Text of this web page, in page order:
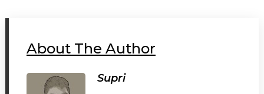
About The Author
Supri